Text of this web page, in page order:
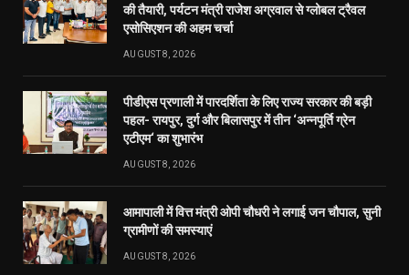
की तैयारी, पर्यटन मंत्री राजेश अग्रवाल से ग्लोबल ट्रैवल
एसोसिएशन की अहम चर्चा
AUGUST 8, 2026
पीडीएस प्रणाली में पारदर्शिता के लिए राज्य सरकार की बड़ी
पहल- रायपुर, दुर्ग और बिलासपुर में तीन ‘अन्नपूर्ति ग्रेन
एटीएम‘ का शुभारंभ
AUGUST 8, 2026
आमापाली में वित्त मंत्री ओपी चौधरी ने लगाई जन चौपाल, सुनी
ग्रामीणों की समस्याएं
AUGUST 8, 2026